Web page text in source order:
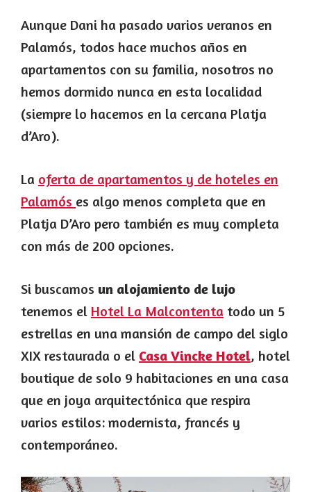
Aunque Dani ha pasado varios veranos en
Palamós, todos hace muchos años en
apartamentos con su familia, nosotros no
hemos dormido nunca en esta localidad
(siempre lo hacemos en la cercana Platja
d’Aro).
La oferta de apartamentos y de hoteles en
Palamós es algo menos completa que en
Platja D’Aro pero también es muy completa
con más de 200 opciones.
Si buscamos un alojamiento de lujo
tenemos el Hotel La Malcontenta todo un 5
estrellas en una mansión de campo del siglo
XIX restaurada o el Casa Vincke Hotel, hotel
boutique de solo 9 habitaciones en una casa
que en joya arquitectónica que respira
varios estilos: modernista, francés y
contemporáneo.